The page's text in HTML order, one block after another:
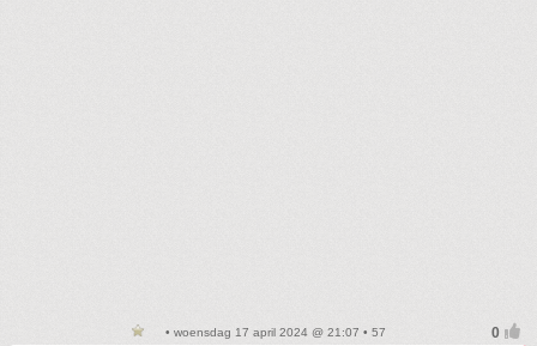
• woensdag 17 april 2024 @ 21:07 • 57